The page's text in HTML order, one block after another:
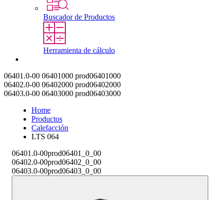
Buscador de Productos
Herramienta de cálculo
06401.0-00 06401000 prod06401000
06402.0-00 06402000 prod06402000
06403.0-00 06403000 prod06403000
Home
Productos
Calefacción
LTS 064
06401.0-00prod06401_0_00
06402.0-00prod06402_0_00
06403.0-00prod06403_0_00